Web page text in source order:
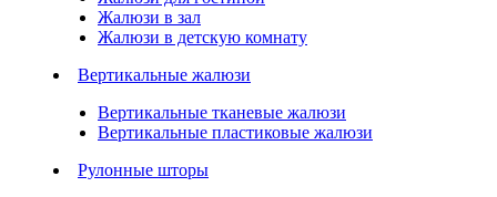
Жалюзи в зал
Жалюзи в детскую комнату
Вертикальные жалюзи
Вертикальные тканевые жалюзи
Вертикальные пластиковые жалюзи
Рулонные шторы